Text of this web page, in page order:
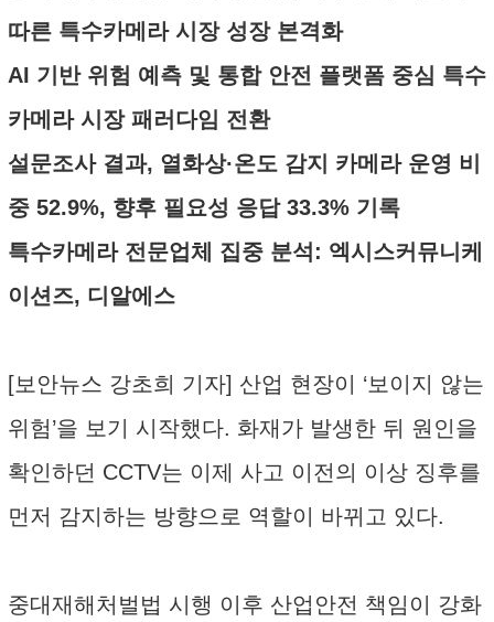
따른 특수카메라 시장 성장 본격화
AI 기반 위험 예측 및 통합 안전 플랫폼 중심 특수
카메라 시장 패러다임 전환
설문조사 결과, 열화상·온도 감지 카메라 운영 비
중 52.9%, 향후 필요성 응답 33.3% 기록
특수카메라 전문업체 집중 분석: 엑시스커뮤니케
이션즈, 디알에스
[보안뉴스 강초희 기자] 산업 현장이 ‘보이지 않는
위험’을 보기 시작했다. 화재가 발생한 뒤 원인을
확인하던 CCTV는 이제 사고 이전의 이상 징후를
먼저 감지하는 방향으로 역할이 바뀌고 있다.
중대재해처벌법 시행 이후 산업안전 책임이 강화